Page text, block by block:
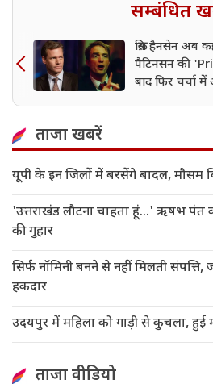
सम्बंधित
क्रिस हैनसेन अब
पैटिनसन की
बाद फिर चर्चा
ताजा खबरें
यूपी के इन जिलों में बरसेंगे बादल, मौसम
'उत्तराखंड लौटना चाहता हूं...' ऋषभ पंत
की गुहार
सिर्फ नॉमिनी बनने से नहीं मिलती
हकदार
उदयपुर में महिला को गाड़ी से कुचला, हुई
ताजा वीडियो